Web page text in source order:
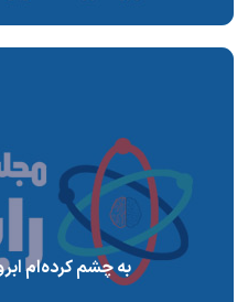
به چشم کرده‌ام